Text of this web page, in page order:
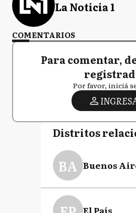
La Noticia 1
COMENTARIOS
Para comentar,
Por favor, iniciá
Distritos
BA Buenos
El País